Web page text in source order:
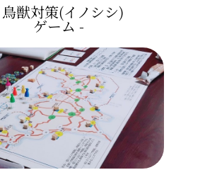
獣対策(イノシシ)
ゲーム -